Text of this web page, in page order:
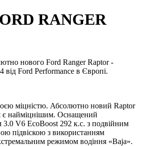
RANGER
нового Ford Ranger Raptor -
від Ford Performance в Європі.
міцністю. Абсолютно новий Raptor
є найміцнішим. Оснащений
V6 EcoBoost 292 к.с. з подвійним
підвіскою з використанням
режимом водіння «Baja».